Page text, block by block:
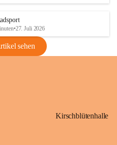
•27. Juli 2026
sehen
Kirschblütenhalle